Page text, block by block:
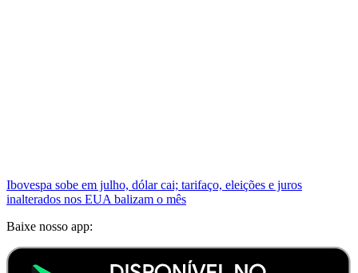
Ibovespa sobe em julho, dólar cai; tarifaço, eleições e juros
inalterados nos EUA balizam o mês
Baixe nosso app: